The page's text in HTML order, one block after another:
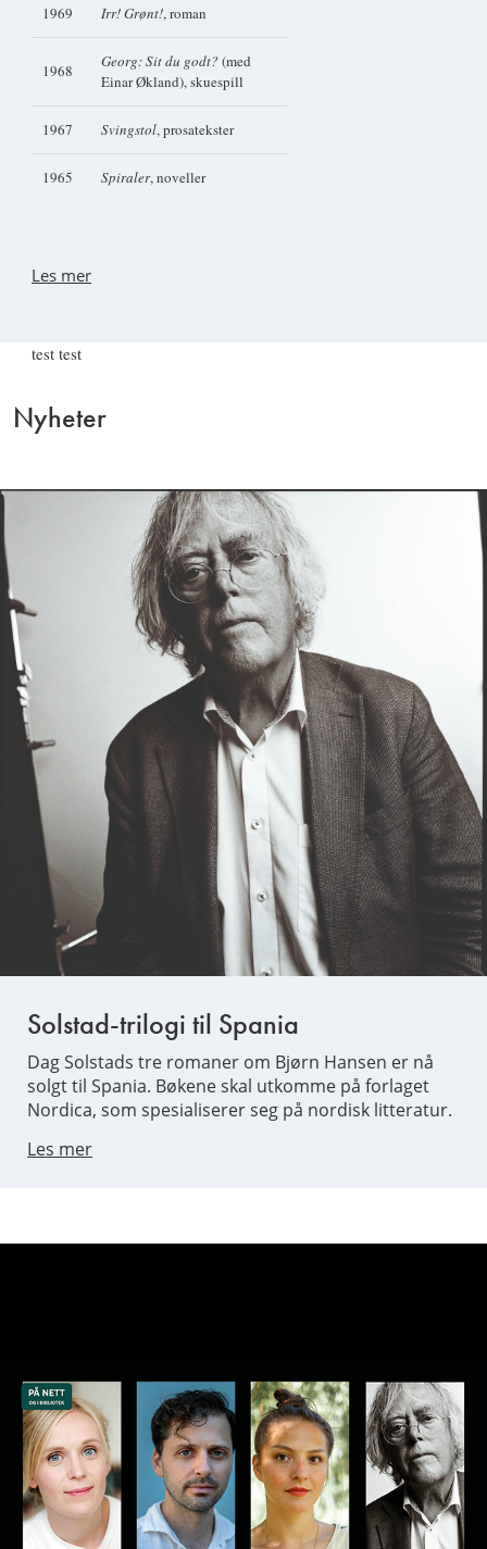
1969 Irr! Grønt!, roman
1968 Georg: Sit du godt? (med
Einar Økland), skuespill
1967 Svingstol, prosatekster
1965 Spiraler, noveller
Les mer
test test
Nyheter
Solstad-trilogi til Spania
Dag Solstads tre romaner om Bjørn Hansen er nå
solgt til Spania. Bøkene skal utkomme på forlaget
Nordica, som spesialiserer seg på nordisk litteratur.
Les mer